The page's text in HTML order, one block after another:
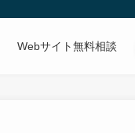
Webサイト無料相談